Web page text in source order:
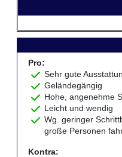
Pro:
Sehr gute
Geländegängig
Hohe, angenehme
Leicht und wendig
Wg. geringer
große Personen
Kontra: